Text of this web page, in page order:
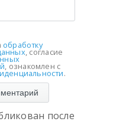
обработку
, согласие
, ознакомлен с
.
после